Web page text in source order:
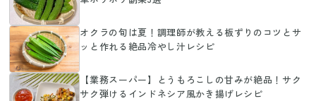
オクラの旬は夏！調理師が教える板ずりのコツとサ
ッと作れる絶品冷やし汁レシピ
【業務スーパー】とうもろこしの甘みが絶品！サク
サク弾けるインドネシア風かき揚げレシピ